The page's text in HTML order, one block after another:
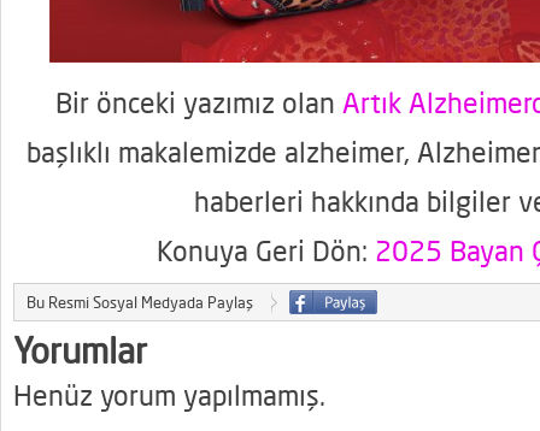
Bir önceki yazımız olan Artık
başlıklı makalemizde alzheimer,
haberleri hakkında bilgiler
Konuya Geri Dön: 2025 Bayan
Bu Resmi Sosyal Medyada Paylaş
Yorumlar
Henüz yorum yapılmamış.